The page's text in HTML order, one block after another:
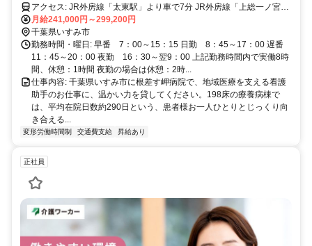
アクセス: JR外房線「太東駅」より車で7分 JR外房線「上総一ノ宮
駅」より車で20分
月給241,000円～299,200円
千葉県いすみ市
勤務時間・曜日: 早番 7：00～15：15 日勤 8：45～17：00 遅番
11：45～20：00 夜勤 16：30～翌9：00 上記勤務時間内で実働8時
間、休憩：1時間 夜勤の場合は休憩：2時...
仕事内容: 千葉県いすみ市に根差す岬病院で、地域医療を支える看護
助手のお仕事に、温かい力を貸してください。198床の療養病棟で
は、平均在院日数約290日という、患者様お一人ひとりとじっくり向
き合える...
変形労働時間制 交通費支給 昇給あり
正社員